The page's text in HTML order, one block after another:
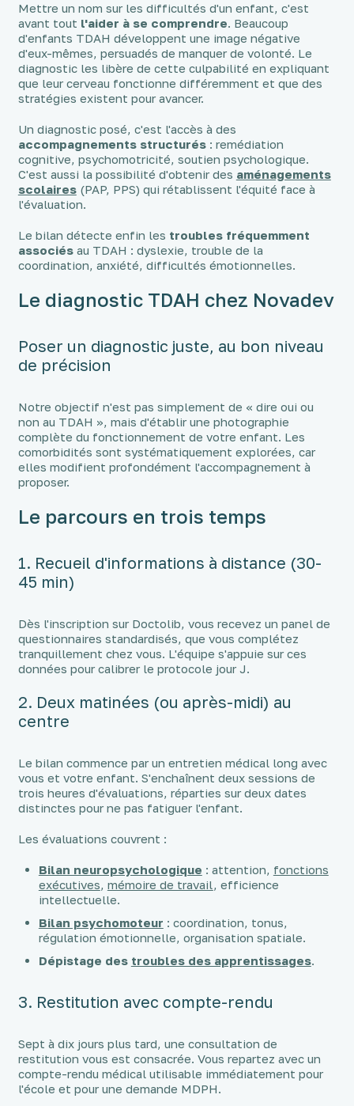
Mettre un nom sur les difficultés d'un enfant, c'est
avant tout l'aider à se comprendre. Beaucoup
d'enfants TDAH développent une image négative
d'eux-mêmes, persuadés de manquer de volonté. Le
diagnostic les libère de cette culpabilité en expliquant
que leur cerveau fonctionne différemment et que des
stratégies existent pour avancer.
Un diagnostic posé, c'est l'accès à des
accompagnements structurés: remédiation
cognitive, psychomotricité, soutien psychologique.
C'est aussi la possibilité d'obtenir des aménagements
scolaires(PAP, PPS) qui rétablissent l'équité face à
l'évaluation.
Le bilan détecte enfin les troubles fréquemment
associésau TDAH : dyslexie, trouble de la
coordination, anxiété, difficultés émotionnelles.
Le diagnostic TDAH chez Novadev
Poser un diagnostic juste, au bon niveau
de précision
Notre objectif n'est pas simplement de « dire oui ou
non au TDAH », mais d'établir une photographie
complète du fonctionnement de votre enfant. Les
comorbidités sont systématiquement explorées, car
elles modifient profondément l'accompagnement à
proposer.
Le parcours en trois temps
1. Recueil d'informations à distance (30-
45 min)
Dès l'inscription sur Doctolib, vous recevez un panel de
questionnaires standardisés, que vous complétez
tranquillement chez vous. L'équipe s'appuie sur ces
données pour calibrer le protocole jour J.
2. Deux matinées (ou après-midi) au
centre
Le bilan commence par un entretien médical long avec
vous et votre enfant. S'enchaînent deux sessions de
trois heures d'évaluations, réparties sur deux dates
distinctes pour ne pas fatiguer l'enfant.
Les évaluations couvrent :
Bilan neuropsychologique : attention, fonctions
exécutives, mémoire de travail, efficience
intellectuelle.
Bilan psychomoteur : coordination, tonus,
régulation émotionnelle, organisation spatiale.
Dépistage des troubles des apprentissages.
3. Restitution avec compte-rendu
Sept à dix jours plus tard, une consultation de
restitution vous est consacrée. Vous repartez avec un
compte-rendu médical utilisable immédiatement pour
l'école et pour une demande MDPH.